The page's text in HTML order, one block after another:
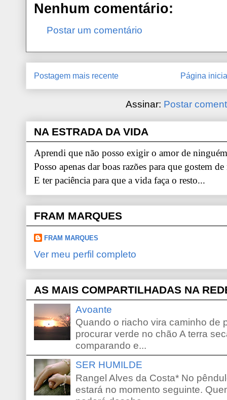
Nenhum comentário:
Postar um comentário
Postagem mais recente Página
Assinar: Postar
NA ESTRADA DA VIDA
Aprendi que não posso exigir o amor de
Posso apenas dar boas razões para que gostem
E ter paciência para que a vida faça o resto...
FRAM MARQUES
FRAM MARQUES
Ver meu perfil completo
AS MAIS COMPARTILHADAS NA
Avoante
Quando o riacho vira caminho de
procurar verde no chão A terra
comparando e...
SER HUMILDE
Rangel Alves da Costa* No
estará no momento seguinte.